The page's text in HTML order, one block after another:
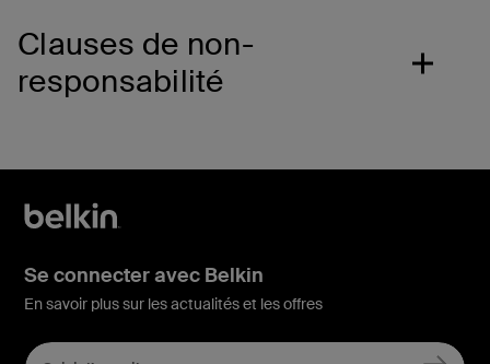
Composants élaborés
avec minutie.
Clauses de non-
responsabilité
Se connecter avec Belkin
En savoir plus sur les actualités et les offres